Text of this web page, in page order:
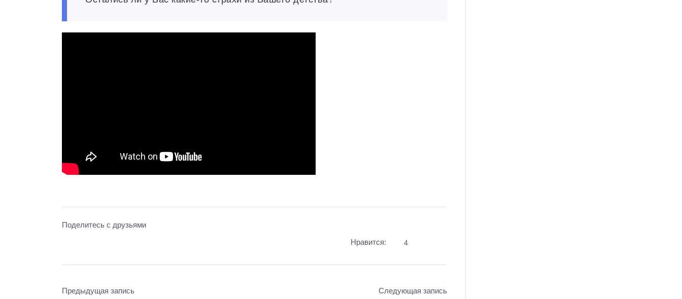
Поделитесь с друзьями
Нравится: 4
Предыдущая запись Следующая запись